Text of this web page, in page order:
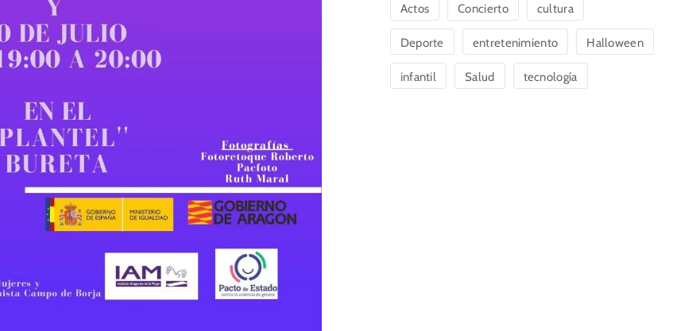
Actos Concierto cultura
Deporte entretenimiento Halloween
infantil Salud tecnología